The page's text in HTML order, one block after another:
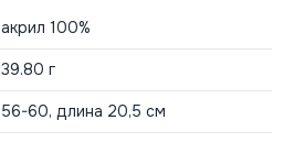
акрил 100%
39.80 г
56-60, длина 20,5 см